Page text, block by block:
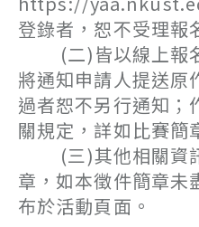
登錄者，恕不受理報
(二)皆以線上報名
將通知申請人提送原
過者恕不另行通知；
關規定，詳如比賽簡
(三)其他相關資
章，如本徵件簡章未
布於活動頁面。